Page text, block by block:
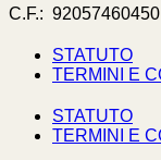
C.F.: 92057460450
STATUTO
TERMINI E
STATUTO
TERMINI E